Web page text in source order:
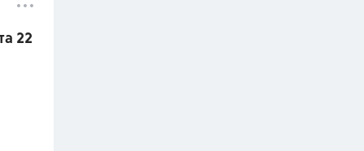
22